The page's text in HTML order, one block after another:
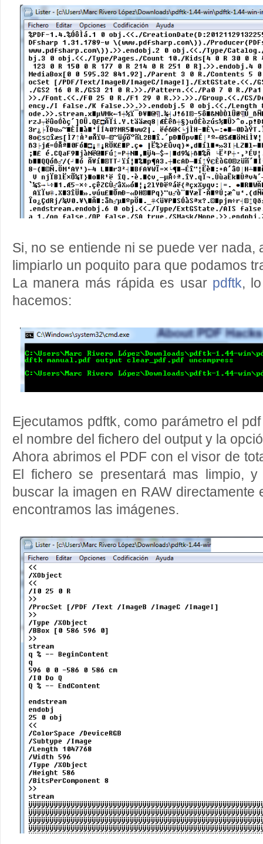
Si, no se entiende ni se puede ver nada,
limpiarlo un poquito para que podamos
La manera más rápida es usar pdftk,
hacemos:
Ejecutamos pdftk, como parámetro el
el nombre del fichero del output y la
Ahora abrimos el PDF con el visor de
El fichero se presentará mas limpio,
buscar la imagen en RAW directamente
encontramos las imágenes.